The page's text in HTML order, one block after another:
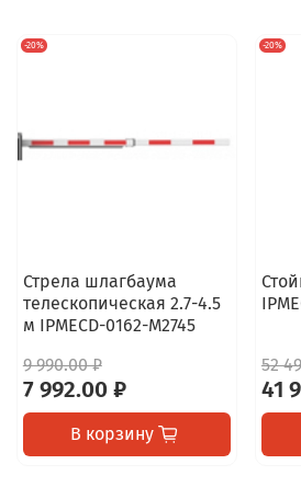
-20%
Стрела шлагбаума
телескопическая 2.7-4.5
м IPMECD-0162-M2745
9 990.00 ₽
7 992.00 ₽
В корзину
-20%
52
41